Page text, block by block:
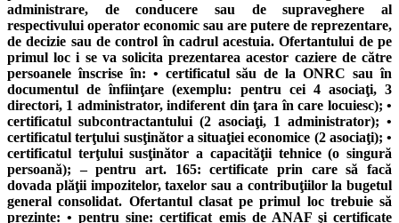
administrare, de conducere sau de supraveghere al
respectivului operator economic sau are putere de reprezentare,
de decizie sau de control în cadrul acestuia. Ofertantului de pe
primul loc i se va solicita prezentarea acestor caziere de către
persoanele înscrise în: • certificatul său de la ONRC sau în
documentul de înfiinţare (exemplu: pentru cei 4 asociaţi, 3
directori, 1 administrator, indiferent din ţara în care locuiesc); •
certificatul subcontractantului (2 asociaţi, 1 administrator); •
certificatul terţului susţinător a situaţiei economice (2 asociaţi); •
certificatul terţului susţinător a capacităţii tehnice (o singură
persoană); – pentru art. 165: certificate prin care să facă
dovada plăţii impozitelor, taxelor sau a contribuţiilor la bugetul
general consolidat. Ofertantul clasat pe primul loc trebuie să
prezinte: • pentru sine: certificat emis de ANAF şi certificate